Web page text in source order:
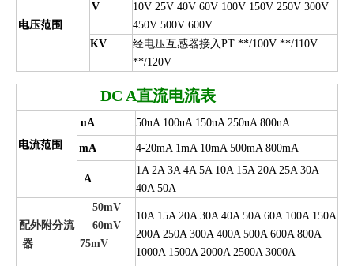
电压范围
V
10V 25V 40V 60V 100V 150V 250V 300V
450V 500V 600V
KV
经电压互感器接入PT **/100V **/110V
**/120V
DC A直流电流表
电流范围
uA 50uA 100uA 150uA 250uA 800uA
mA 4-20mA 1mA 10mA 500mA 800mA
A
1A 2A 3A 4A 5A 10A 15A 20A 25A 30A
40A 50A
配外附分流
器
50mV
60mV
75mV
10A 15A 20A 30A 40A 50A 60A 100A 150A
200A 250A 300A 400A 500A 600A 800A
1000A 1500A 2000A 2500A 3000A